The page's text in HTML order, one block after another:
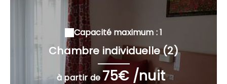
Capacité maximum : 1
Chambre individuelle (2)
à partir de 75€ /nuit